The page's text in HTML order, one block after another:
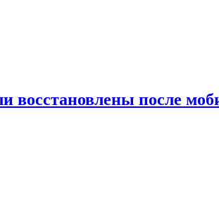
восстановлены после